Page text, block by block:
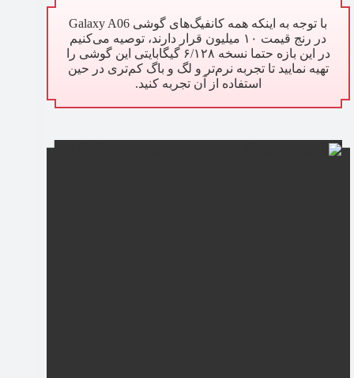
با توجه به اینکه همه کانفیگ‌های گوشی Galaxy A06
در رنج قیمت ۱۰ میلیون قرار دارند، توصیه می‌کنیم
در این بازه حتما نسخه ۶/۱۲۸ گیگابایتی این گوشی را
تهیه نمایید تا تجربه نرم‌تر و لگ و باگ کم‌تری در حین
استفاده از آن تجربه کنید.